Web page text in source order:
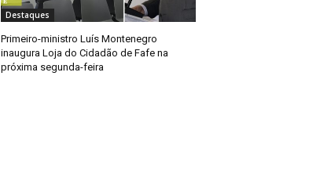
Destaques
Primeiro-ministro Luís Montenegro
inaugura Loja do Cidadão de Fafe na
próxima segunda-feira